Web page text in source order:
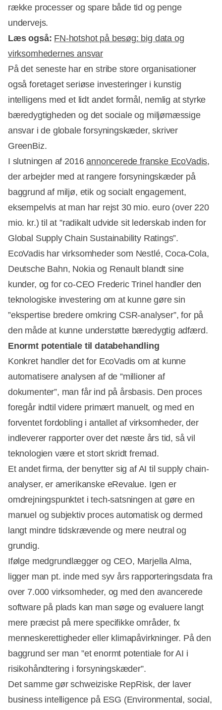
række processer og spare både tid og penge
undervejs.
Læs også: FN-hotshot på besøg: big data og
virksomhedernes ansvar
Annonce
På det seneste har en stribe store organisationer
også foretaget seriøse investeringer i kunstig
intelligens med et lidt andet formål, nemlig at styrke
bæredygtigheden og det sociale og miljømæssige
ansvar i de globale forsyningskæder, skriver
GreenBiz.
I slutningen af 2016annoncerede franske EcoVadis,
der arbejder med at rangere forsyningskæder på
baggrund af miljø, etik og socialt engagement,
eksempelvis at man har rejst 30 mio. euro (over 220
mio. kr.) til at ”radikalt udvide sit lederskab inden for
Global Supply Chain Sustainability Ratings”.
EcoVadis har virksomheder som Nestlé, Coca-Cola,
Deutsche Bahn, Nokia og Renault blandt sine
kunder, og for co-CEO Frederic Trinel handler den
teknologiske investering om at kunne gøre sin
”ekspertise bredere omkring CSR-analyser”, for på
den måde at kunne understøtte bæredygtig adfærd.
Enormt potentiale til databehandling
Konkret handler det for EcoVadis om at kunne
automatisere analysen af de ”millioner af
dokumenter”, man får ind på årsbasis. Den proces
foregår indtil videre primært manuelt, og med en
forventet fordobling i antallet af virksomheder, der
indleverer rapporter over det næste års tid, så vil
teknologien være et stort skridt fremad.
Et andet firma, der benytter sig af AI til supply chain-
analyser, er amerikanske eRevalue. Igen er
omdrejningspunktet i tech-satsningen at gøre en
manuel og subjektiv proces automatisk og dermed
langt mindre tidskrævende og mere neutral og
grundig.
Ifølge medgrundlægger og CEO, Marjella Alma,
ligger man pt. inde med syv års rapporteringsdata fra
over 7.000 virksomheder, og med den avancerede
software på plads kan man søge og evaluere langt
mere præcist på mere specifikke områder, fx
menneskerettigheder eller klimapåvirkninger. På den
baggrund ser man ”et enormt potentiale for AI i
risikohåndtering i forsyningskæder”.
Det samme gør schweiziske RepRisk, der laver
business intelligence på ESG (Environmental, social,